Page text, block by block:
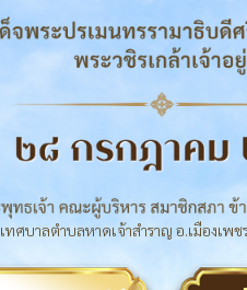
เทศบาลตำบลหาดเจ้าสำราญ อ.เมืองเพช